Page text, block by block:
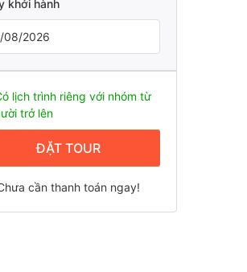
khởi hành
lịch trình riêng với nhóm từ
trở lên
ĐẶT TOUR
cần thanh toán ngay!